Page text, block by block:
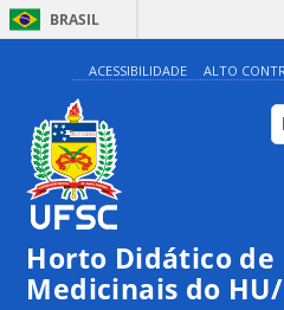
BRASIL
ACESSIBILIDADE ALTO
Horto Didático de
Medicinais do HU/